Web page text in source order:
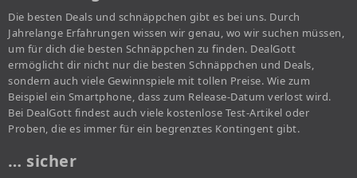
Die besten Deals und schnäppchen gibt es bei uns. Durch
Jahrelange Erfahrungen wissen wir genau, wo wir suchen müssen,
um für dich die besten Schnäppchen zu finden. DealGott
ermöglicht dir nicht nur die besten Schnäppchen und Deals,
sondern auch viele Gewinnspiele mit tollen Preise. Wie zum
Beispiel ein Smartphone, dass zum Release-Datum verlost wird.
Bei DealGott findest auch viele kostenlose Test-Artikel oder
Proben, die es immer für ein begrenztes Kontingent gibt.
… sicher